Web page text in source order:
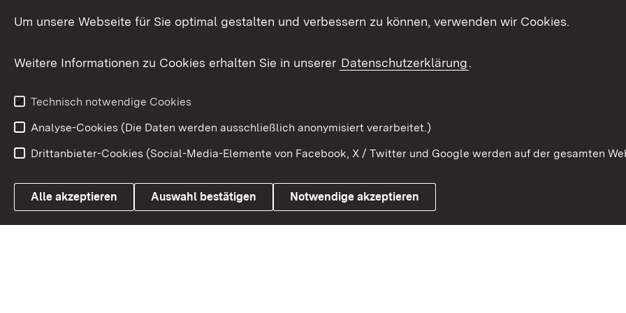
Versorgungsbezüge
Weitere
Bürgerbeauftragte Beteiligung stärken
Link zum Landesportal
Impressum Kontakt
Um unsere Webseite für Sie optimal gestalten und verbessern zu können, verwenden wir Cookies.
Weitere Informationen zu Cookies erhalten Sie in unserer Datenschutzerklärung.
Technisch notwendige Cookies
Analyse-Cookies (Die Daten werden ausschließlich anonymisiert verarbeitet.)
Drittanbieter-Cookies (Social-Media-Elemente von Facebook, X / Twitter und Google werden auf der gesamten
Alle akzeptieren Auswahl bestätigen Notwendige akzeptieren